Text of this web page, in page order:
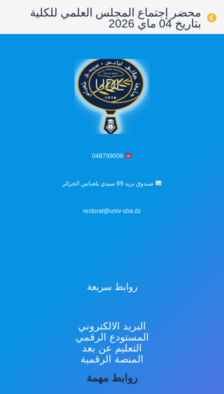
محضر إجتماع المجلس العلمي للكلية
بتاريخ 04 ماي 2026
صندوق بريد 89 سيدي بلعباس الجزائر
rectorat@univ-sba.dz
روابط سريعة
البريد الالكتروني
المستودع الرقمي
التعليم عن بعد
المنصة الرقمية
روابط مهمة